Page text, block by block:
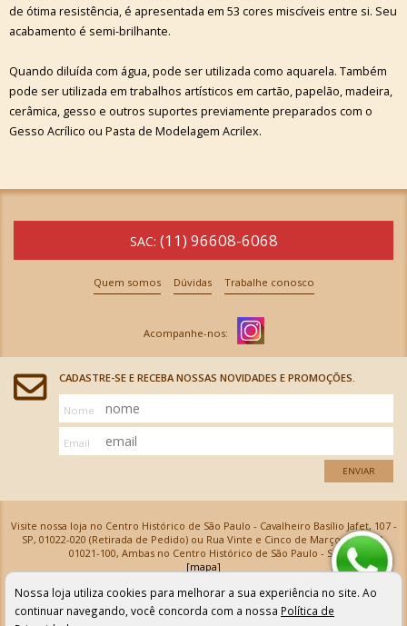
de ótima resistência, é apresentada em 53 cores miscíveis entre si. Seu
acabamento é semi-brilhante.
Quando diluída com água, pode ser utilizada como aquarela. Também
pode ser utilizada em trabalhos artísticos em cartão, papelão, madeira,
cerâmica, gesso e outros suportes previamente preparados com o
Gesso Acrílico ou Pasta de Modelagem Acrilex.
SAC: (11) 96608-6068
Quem somos Dúvidas Trabalhe conosco
CADASTRE-SE E RECEBA NOSSAS NOVIDADES E PROMOÇÕES.
Nome
Email
ENVIAR
Visite nossa loja no Centro Histórico de São Paulo - Cavalheiro Basílio Jafet, 107 -
SP, 01022-020 (Retirada de Pedido) ou Rua Vinte e Cinco de Março, 576 - SP,
01021-100, Ambas no Centro Histórico de São Paulo - SP
[mapa]
Armarinhos Santa Cecília Ltda | CNPJ: 61.069.639/0001-18
Os preços e as condições de pagamento apresentadas na loja virtual não valem para nossa loja física e
podem sofrer alterações sem aviso prévio. Vendas com cartão de crédito sujeitas a análise e
confirmação de dados.
Nossa loja utiliza cookies para melhorar a sua experiência no site. Ao
continuar navegando, você concorda com a nossa Política de